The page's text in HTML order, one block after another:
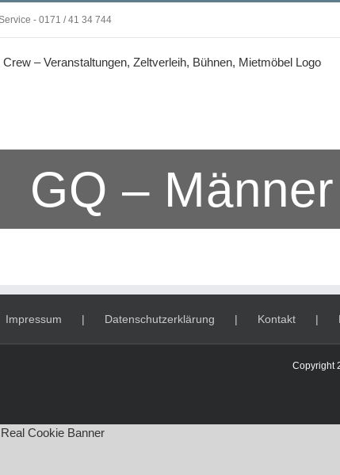
- 0171 / 41 34 744
GQ –
Impressum Datenschutzerklärung Kontakt
Copyright
Cookie Banner